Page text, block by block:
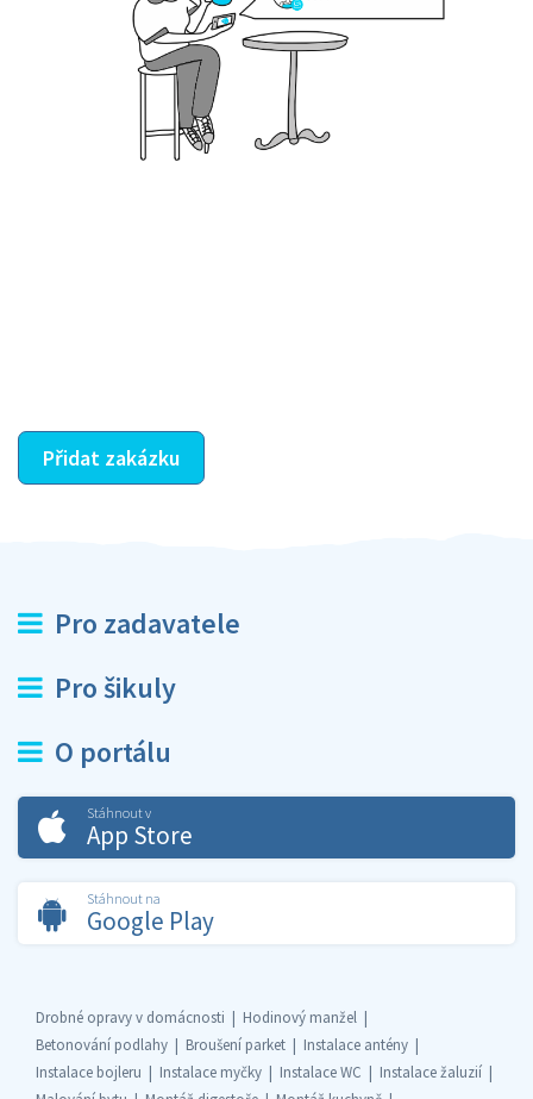
Přidat zakázku
Pro zadavatele
Pro šikuly
O portálu
Stáhnout v
App Store
Stáhnout na
Google Play
Drobné opravy v domácnosti
Hodinový manžel
Betonování podlahy
Broušení parket
Instalace antény
Instalace bojleru
Instalace myčky Instalace WC
Instalace žaluzií